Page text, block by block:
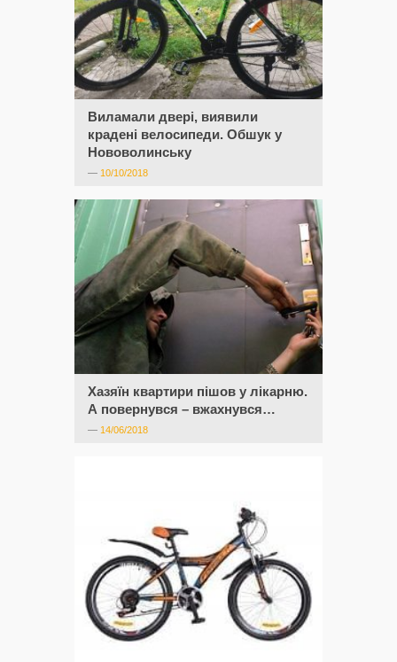
Виламали двері, виявили
крадені велосипеди. Обшук у
Нововолинську
— 10/10/2018
Хазяїн квартири пішов у лікарню.
А повернувся – вжахнувся…
— 14/06/2018